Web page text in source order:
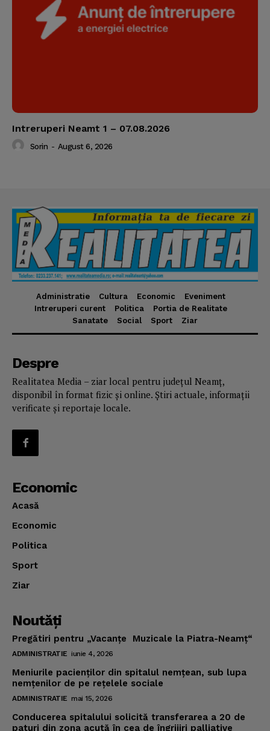
Intreruperi Neamt 1 – 07.08.2026
Sorin - August 6, 2026
Administratie Cultura Economic
Eveniment
Intreruperi curent
Politica
Portia de Realitate
Sanatate
Social Sport Ziar
Despre
Realitatea Media – ziar local pentru județul Neamț,
disponibil în format fizic și online. Știri actuale, informații
verificate și reportaje locale.
Economic
Acasă
Economic
Politica
Sport
Ziar
Noutăţi
Pregătiri pentru „Vacanţe Muzicale la Piatra-Neamţ“
ADMINISTRATIE iunie 4, 2026
Meniurile pacienţilor din spitalul nemţean, sub lupa
nemţenilor de pe reţelele sociale
ADMINISTRATIE mai 15, 2026
Conducerea spitalului solicită transferarea a 20 de
paturi din zona acută în cea de îngrijiri palliative